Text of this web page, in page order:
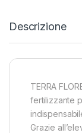
Descrizione
TERRA
fertilizzante
Grazie